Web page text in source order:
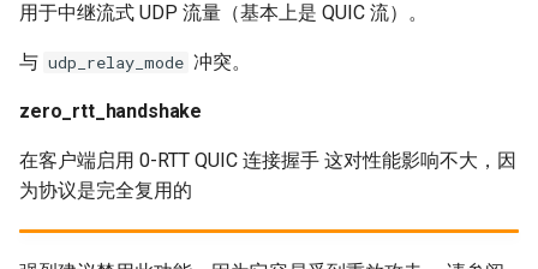
用于中继流式 UDP 流量（基本上是 QUIC 流）。
与 udp_relay_mode 冲突。
zero_rtt_handshake
在客户端启用 0-RTT QUIC 连接握手 这对性能影响不大，因
为协议是完全复用的